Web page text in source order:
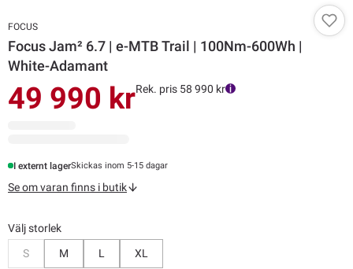
FOCUS
Focus Jam² 6.7 | e-MTB Trail | 100Nm-600Wh |
White-Adamant
49 990 krRek. pris 58 990 kr
I externt lagerSkickas inom 5-15 dagar
Se om varan finns i butik
Välj storlek
S
M L XL